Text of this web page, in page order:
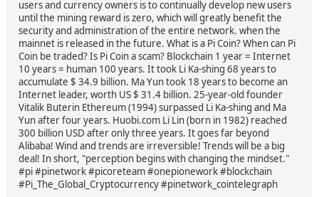
users and currency owners is to continually develop new users
until the mining reward is zero, which will greatly benefit the
security and administration of the entire network. when the
mainnet is released in the future. What is a Pi Coin? When can Pi
Coin be traded? Is Pi Coin a scam? Blockchain 1 year = Internet
10 years = human 100 years. It took Li Ka-shing 68 years to
accumulate $ 34.9 billion. Ma Yun took 18 years to become an
Internet leader, worth US $ 31.4 billion. 25-year-old founder
Vitalik Buterin Ethereum (1994) surpassed Li Ka-shing and Ma
Yun after four years. Huobi.com Li Lin (born in 1982) reached
300 billion USD after only three years. It goes far beyond
Alibaba! Wind and trends are irreversible! Trends will be a big
deal! In short, "perception begins with changing the mindset."
#pi #pinetwork #picoreteam #onepionework #blockchain
#Pi_The_Global_Cryptocurrency #pinetwork_cointelegraph